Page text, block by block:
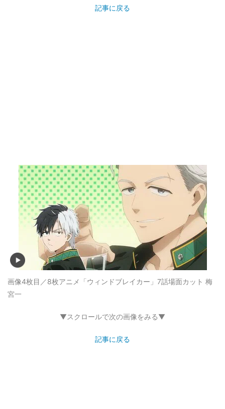
記事に戻る
画像4枚目／8枚アニメ「ウィンドブレイカー」7話場面カット 梅
宮一
▼スクロールで次の画像をみる▼
記事に戻る